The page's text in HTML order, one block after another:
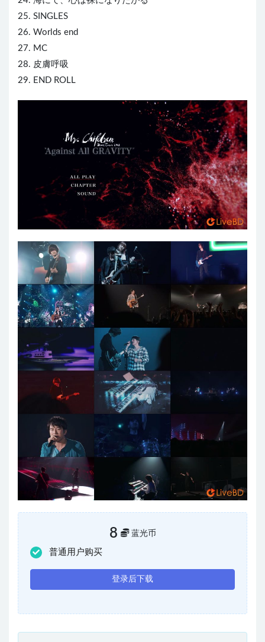
25. SINGLES
26. Worlds end
27. MC
28. 皮膚呼吸
29. END ROLL
8 蓝光币
普通用户购买
登录后下载